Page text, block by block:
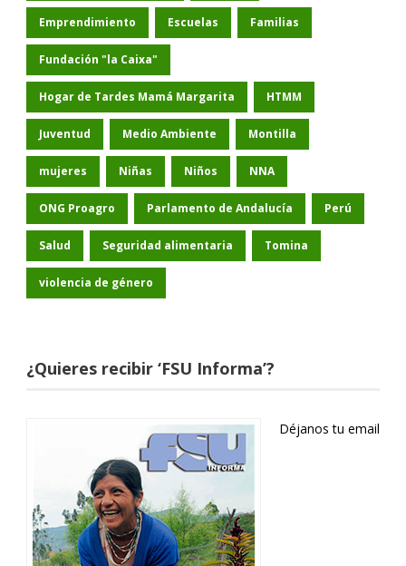
Emprendimiento Escuelas Familias
Fundación "la Caixa"
Hogar de Tardes Mamá Margarita HTMM
Juventud Medio Ambiente Montilla
mujeres Niñas Niños NNA
ONG Proagro Parlamento de Andalucía Perú
Salud Seguridad alimentaria Tomina
violencia de género
¿Quieres recibir ‘FSU Informa’?
Déjanos tu email